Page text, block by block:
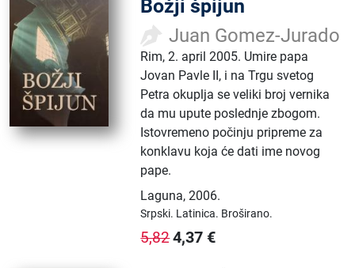
Božji špijun
Juan Gomez-Jurado
Rim, 2. april 2005. Umire papa
Jovan Pavle II, i na Trgu svetog
Petra okuplja se veliki broj vernika
da mu upute poslednje zbogom.
Istovremeno počinju pripreme za
konklavu koja će dati ime novog
pape.
Laguna,2006.
Srpski. Latinica. Broširano.
5,824,37 €